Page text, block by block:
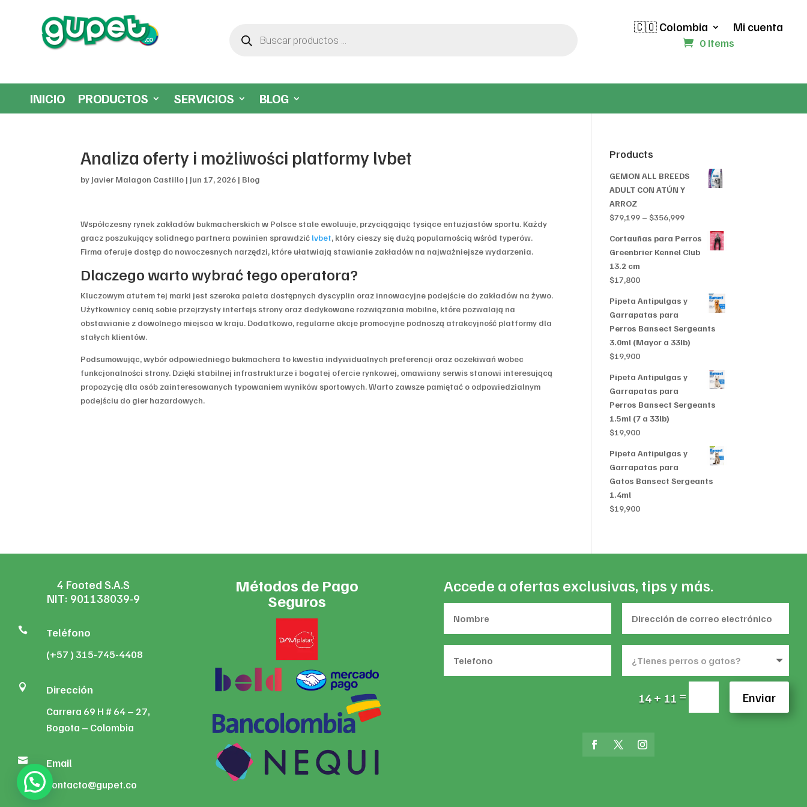
productos
🇨🇴 Colombia Mi cuenta
0 Items
INICIO PRODUCTOS SERVICIOS BLOG
Analiza oferty i możliwości platformy lvbet
by Javier Malagon Castillo | Jun 17, 2026 | Blog
Współczesny rynek zakładów bukmacherskich w Polsce stale ewoluuje, przyciągając tysiące entuzjastów sportu. Każdy
gracz poszukujący solidnego partnera powinien sprawdzić lvbet, który cieszy się dużą popularnością wśród typerów.
Firma oferuje dostęp do nowoczesnych narzędzi, które ułatwiają stawianie zakładów na najważniejsze wydarzenia.
Dlaczego warto wybrać tego operatora?
Kluczowym atutem tej marki jest szeroka paleta dostępnych dyscyplin oraz innowacyjne podejście do zakładów na żywo.
Użytkownicy cenią sobie przejrzysty interfejs strony oraz dedykowane rozwiązania mobilne, które pozwalają na
obstawianie z dowolnego miejsca w kraju. Dodatkowo, regularne akcje promocyjne podnoszą atrakcyjność platformy dla
stałych klientów.
Podsumowując, wybór odpowiedniego bukmachera to kwestia indywidualnych preferencji oraz oczekiwań wobec
funkcjonalności strony. Dzięki stabilnej infrastrukturze i bogatej ofercie rynkowej, omawiany serwis stanowi interesującą
propozycję dla osób zainteresowanych typowaniem wyników sportowych. Warto zawsze pamiętać o odpowiedzialnym
podejściu do gier hazardowych.
Products
GEMON ALL BREEDS
ADULT CON ATÚN Y
ARROZ
$79,199 – $356,999Price
range:
$79,199
through
Cortauñas para Perros
Greenbrier Kennel Club
13.2 cm
$17,800
Pipeta Antipulgas y
Garrapatas para
Perros Bansect Sergeants
3.0ml (Mayor a 33lb)
$19,900
Pipeta Antipulgas y
Garrapatas para
Perros Bansect Sergeants
1.5ml (7 a 33lb)
$19,900
Pipeta Antipulgas y
Garrapatas para
Gatos Bansect Sergeants
1.4ml
$19,900
4 Footed S.A.S
NIT: 901138039-9
 Teléfono
(+57 ) 315-745-4408
 Dirección
Carrera 69 H # 64 – 27,
Bogota – Colombia
 Email
contacto@gupet.co
Métodos de Pago
Seguros
Accede a ofertas exclusivas, tips y más.
14 + 11 = Enviar